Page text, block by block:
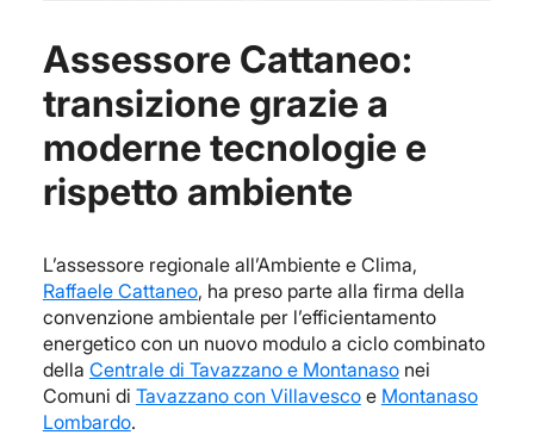
Assessore Cattaneo:
transizione grazie a
moderne tecnologie e
rispetto ambiente
L’assessore regionale all’Ambiente e Clima,
Raffaele Cattaneo, ha preso parte alla firma della
convenzione ambientale per l’efficientamento
energetico con un nuovo modulo a ciclo combinato
della Centrale di Tavazzano e Montanasonei
Comuni di Tavazzano con Villavescoe Montanaso
Lombardo.